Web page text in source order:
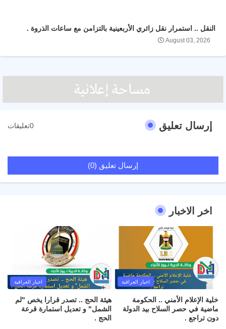
النقل .. استمرار نقل زائري الأربعينية بالتزامن مع ساعات الذروة .
August 03, 2026
إرسال تعليق 0تعليقات
إرسال تعليق (0)
اخر الاخبار
اخبار العراقية
خلية الإعلام الأمني .. الحكومة
ماضية في حصر السلاح بيد الدولة
دون تراجع .
اخبار العراقية
هيئة الحج .. تصدر قرارا يخص "لم
الشمل" و تعديل استمارة قرعة
الحج .